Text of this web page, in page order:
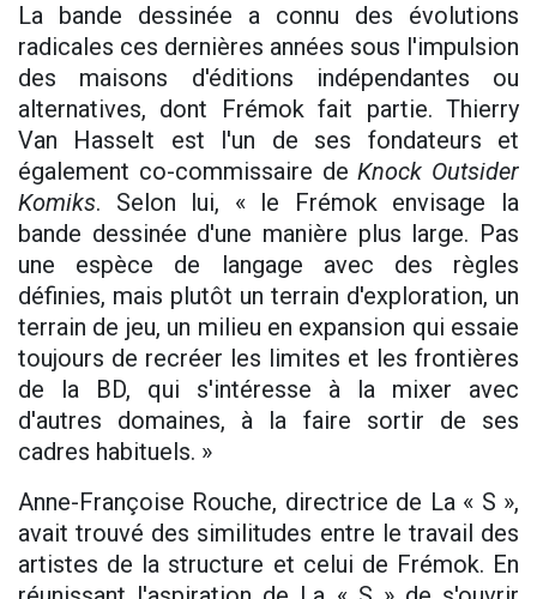
La bande dessinée a connu des évolutions
radicales ces dernières années sous l'impulsion
des maisons d'éditions indépendantes ou
alternatives, dont Frémok fait partie. Thierry
Van Hasselt est l'un de ses fondateurs et
également co-commissaire de Knock Outsider
Komiks. Selon lui, « le Frémok envisage la
bande dessinée d'une manière plus large. Pas
une espèce de langage avec des règles
définies, mais plutôt un terrain d'exploration, un
terrain de jeu, un milieu en expansion qui essaie
toujours de recréer les limites et les frontières
de la BD, qui s'intéresse à la mixer avec
d'autres domaines, à la faire sortir de ses
cadres habituels. »
Anne-Françoise Rouche, directrice de La « S »,
avait trouvé des similitudes entre le travail des
artistes de la structure et celui de Frémok. En